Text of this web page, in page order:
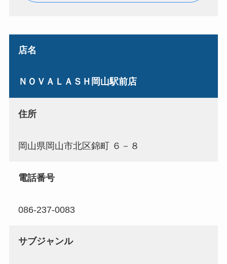
店名
ＮＯＶＡＬＡＳＨ岡山駅前店
住所
岡山県岡山市北区錦町 ６－８
電話番号
086-237-0083
サブジャンル